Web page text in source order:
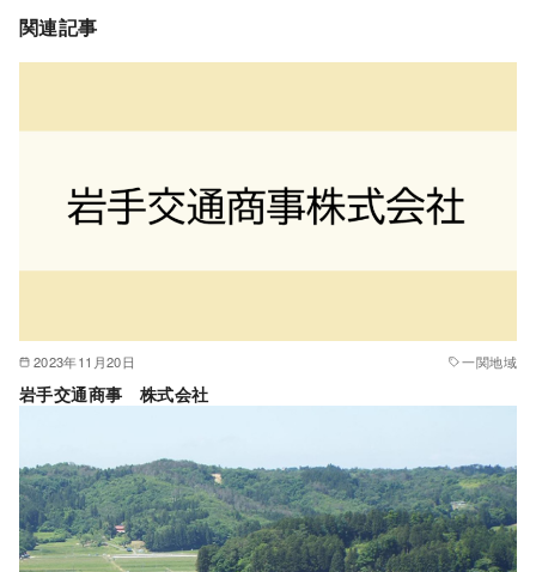
関連記事
2023年11月20日 一関地域
岩手交通商事 株式会社